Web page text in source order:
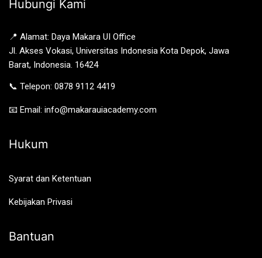
Hubungi Kami
📍 Alamat: Daya Makara UI Office
Jl. Akses Vokasi, Universitas Indonesia Kota Depok, Jawa
Barat, Indonesia. 16424
📞 Telepon: 0878 9112 4419
📧 Email: info@makarauiacademy.com
Hukum
Syarat dan Ketentuan
Kebijakan Privasi
Bantuan